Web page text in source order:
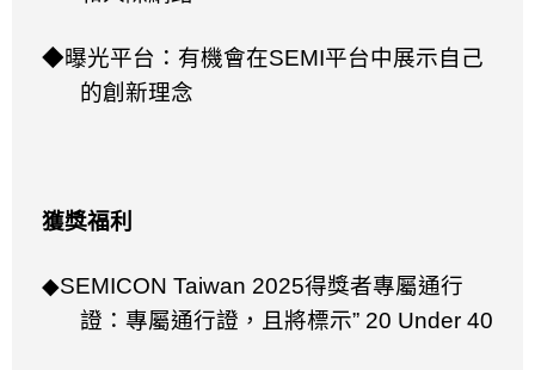
◆曝光平台：有機會在SEMI平台中展示自己
的創新理念​
獲獎福利
◆SEMICON Taiwan 2025得獎者專屬通行
證：專屬通行證，且將標示” 20 Under 40